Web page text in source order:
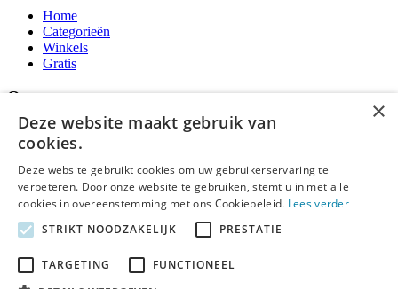
Home
Categorieën
Winkels
Gratis
Over ons
Over ons
Contact
Publicatieregels
Legal
Privacy
Algemene Voorwaarden
×
Deze website maakt gebruik van
cookies.
Deze website gebruikt cookies om uw gebruikerservaring te
verbeteren. Door onze website te gebruiken, stemt u in met alle
cookies in overeenstemming met ons Cookiebeleid. Lees verder
STRIKT NOODZAKELIJK
PRESTATIE
TARGETING
FUNCTIONEEL